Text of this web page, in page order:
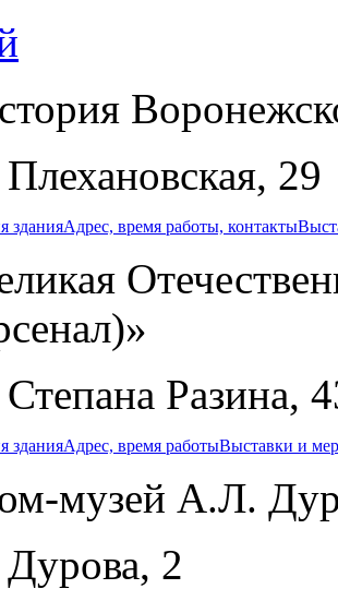
29
зданияАдрес, время работы, контакты
Разина,
зданияАдрес, время работыВыставки и
музей А.Л.
2